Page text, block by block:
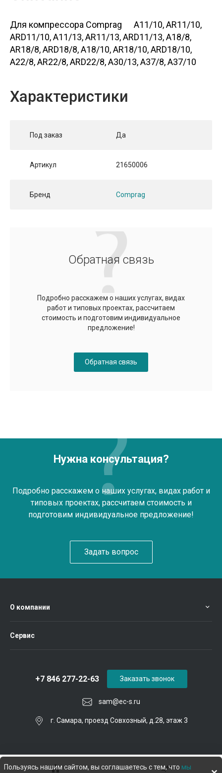
Для компрессора Comprag A11/10, AR11/10,
ARD11/10, A11/13, AR11/13, ARD11/13, A18/8,
AR18/8, ARD18/8, A18/10, AR18/10, ARD18/10,
A22/8, AR22/8, ARD22/8, A30/13, A37/8, A37/10
Характеристики
Под заказ Да
Артикул 21650006
Бренд Comprag
Обратная связь
Подробно расскажем о наших услугах, видах
работ и типовых проектах, рассчитаем
стоимость и подготовим индивидуальное
предложение!
Обратная связь
Нужна консультация?
Подробно расскажем о наших услугах, видах работ и
типовых проектах, рассчитаем стоимость и
подготовим индивидуальное предложение!
Задать вопрос
О компании
Сервис
sam@ec-s.ru
+7 846 277-22-63
г. Самара, проезд Совхозный, д.28, этаж 3
Заказать звонок
Пользуясь нашим сайтом, вы соглашаетесь с тем, что мы